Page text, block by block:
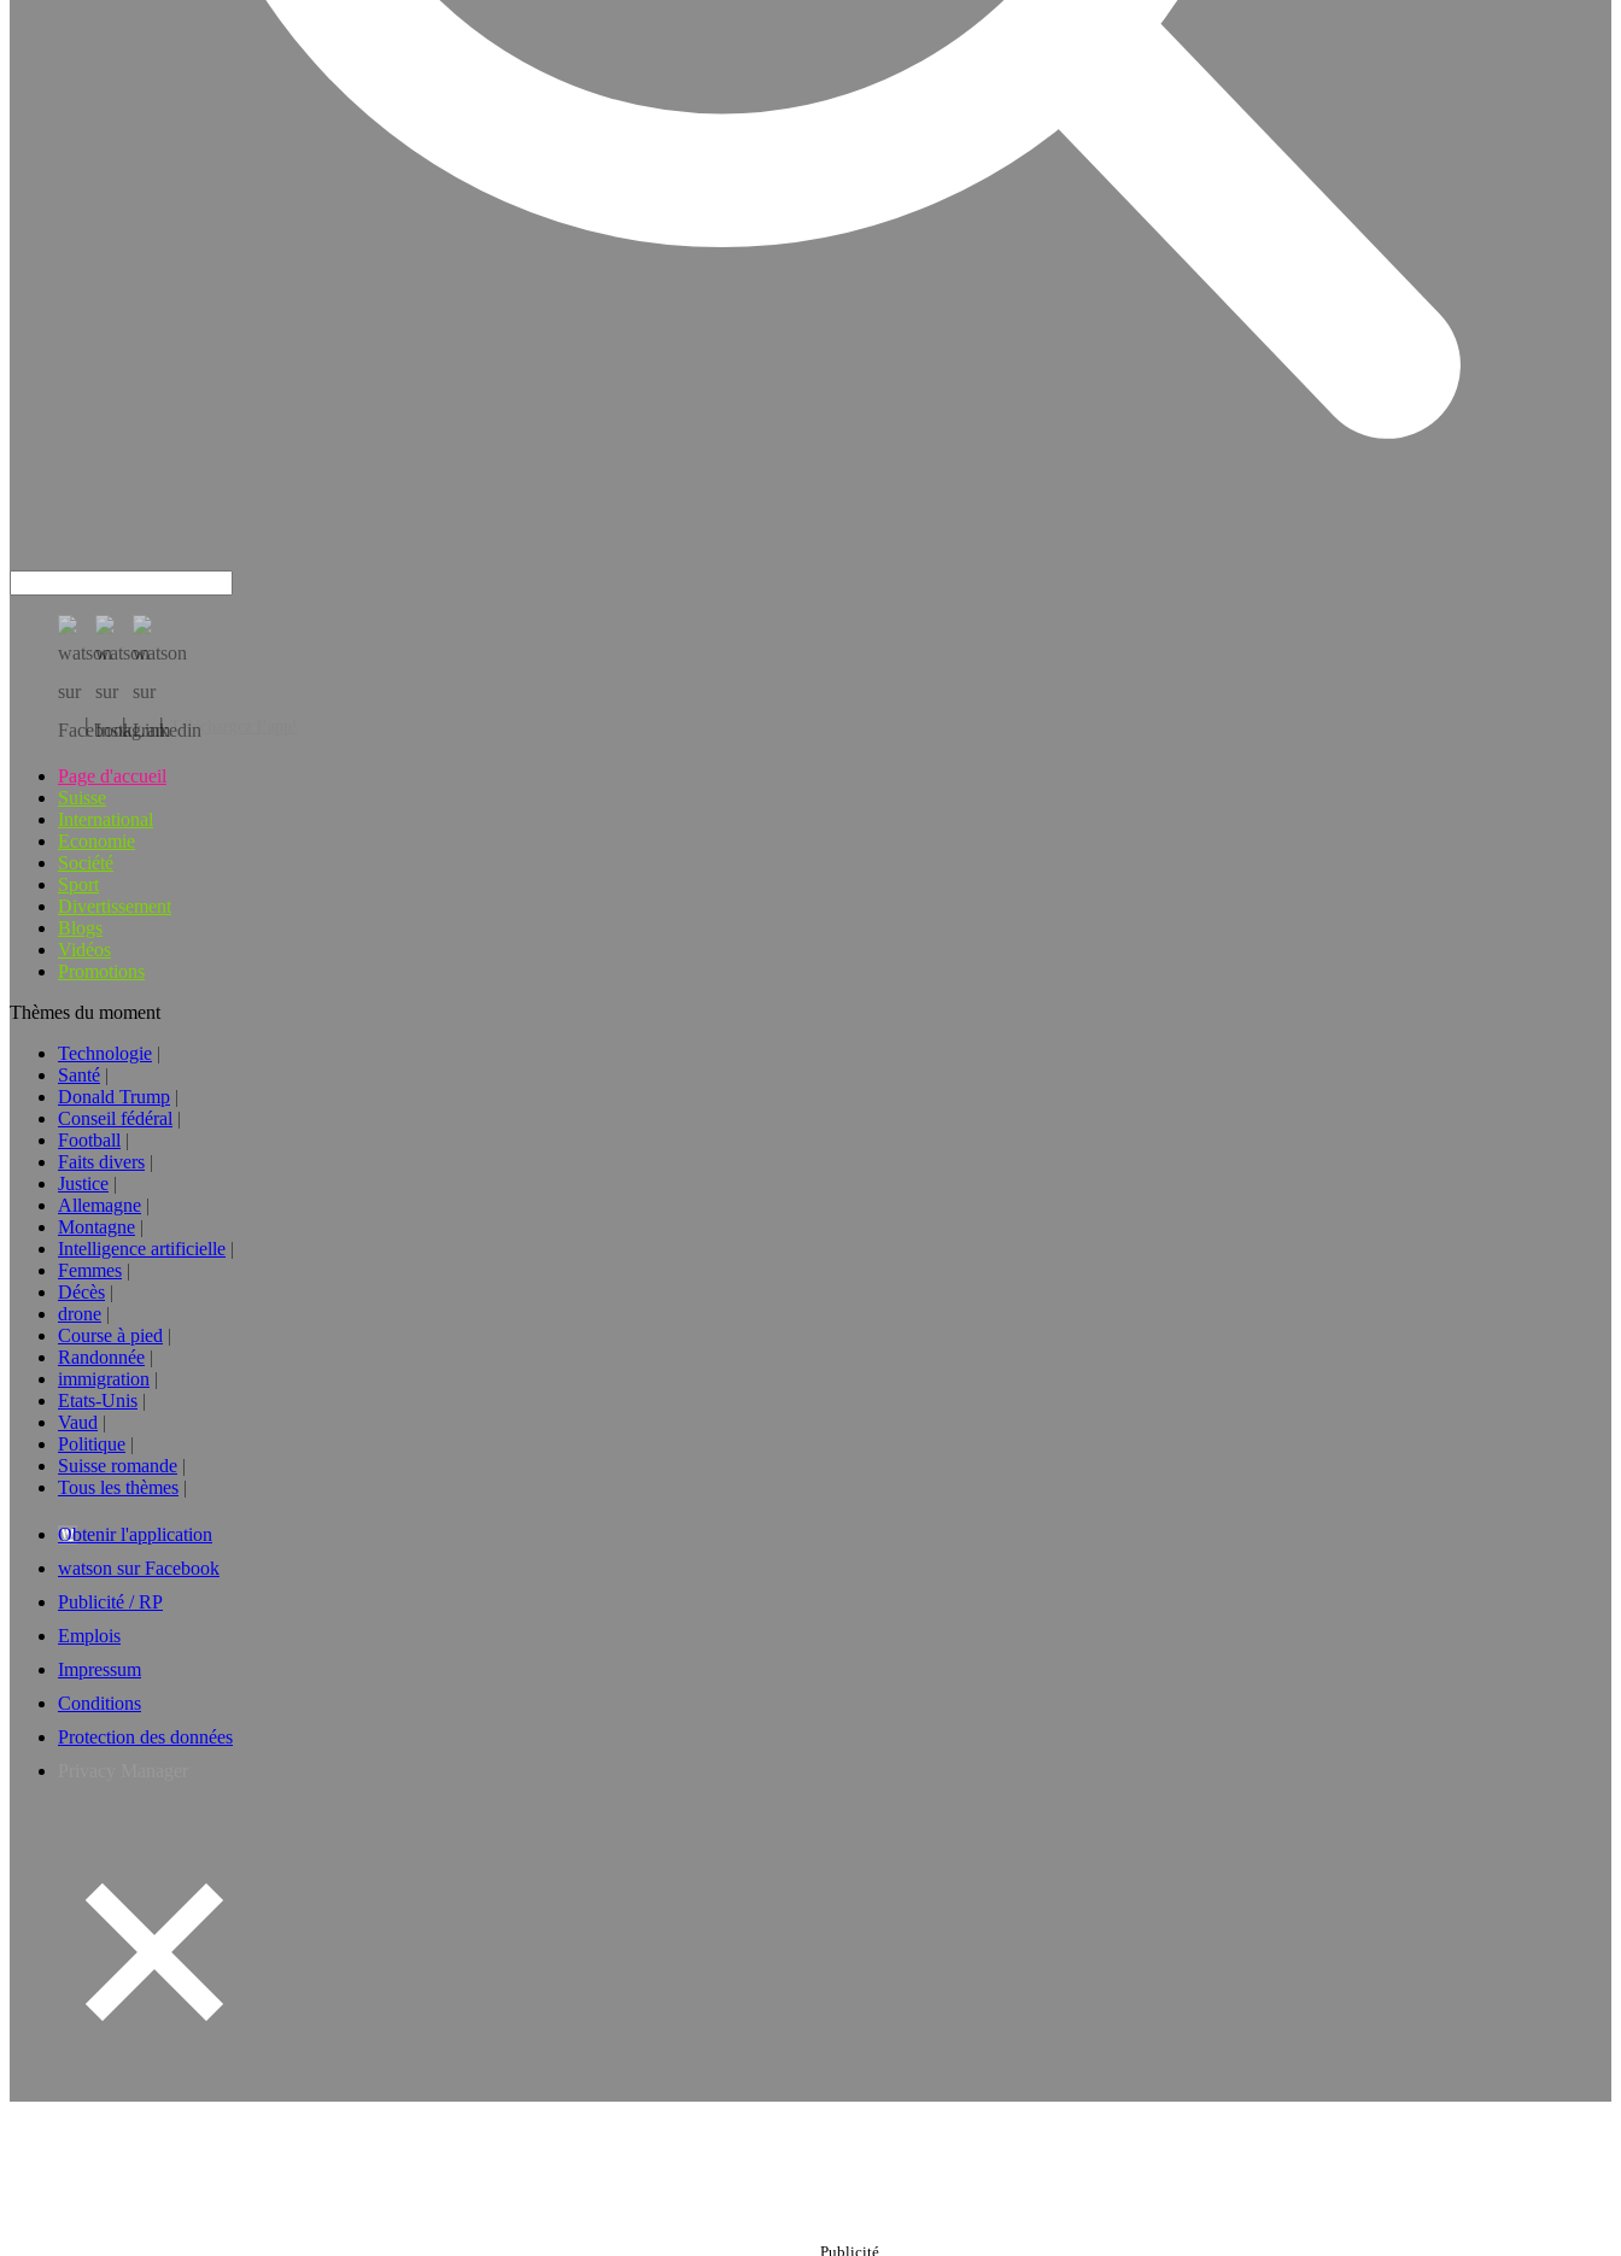
Téléchargez l’app!
Page d'accueil
Suisse
International
Economie
Société
Sport
Divertissement
Blogs
Vidéos
Promotions
Thèmes du moment
Technologie
Santé
Donald Trump
Conseil fédéral
Football
Faits divers
Justice
Allemagne
Montagne
Intelligence artificielle
Femmes
Décès
drone
Course à pied
Randonnée
immigration
Etats-Unis
Vaud
Politique
Suisse romande
Tous les thèmes
Obtenir l'application
watson sur Facebook
Publicité / RP
Emplois
Impressum
Conditions
Protection des données